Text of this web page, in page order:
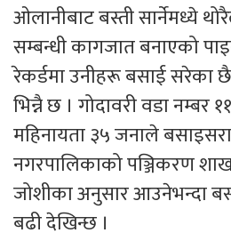
ओलानीबाट बस्ती सार्नेमध्ये
सम्बन्धी कागजात बनाएको
रेकर्डमा उनीहरू बसाई सरेका
भिन्नै छ । गोदावरी वडा नम्बर
महिनायता ३५ जनाले
नगरपालिकाको पञ्जिकरण
जोशीका अनुसार आउनेभन्दा
बढी देखिन्छ ।